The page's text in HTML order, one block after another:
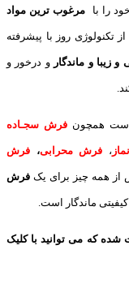
را با مرغوب ترین مواد
تکنولوژی روز با پیشرفته
زیبا و ماندگار و درخور و
است همچون فرش سجـاده
، فرش محرابی، فرش
از همه چیز برای یک فرش
کیفیتی ماندگار است.
که می توانید با کلیک